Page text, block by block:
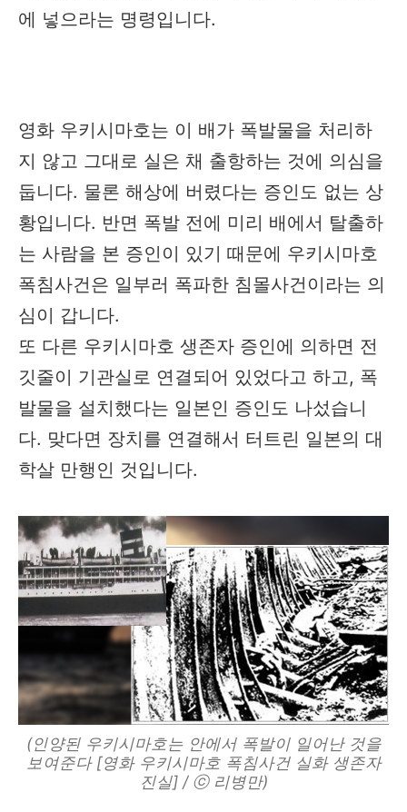
에 넣으라는 명령입니다.
영화 우키시마호는 이 배가 폭발물을 처리하
지 않고 그대로 실은 채 출항하는 것에 의심을
둡니다. 물론 해상에 버렸다는 증인도 없는 상
황입니다. 반면 폭발 전에 미리 배에서 탈출하
는 사람을 본 증인이 있기 때문에 우키시마호
폭침사건은 일부러 폭파한 침몰사건이라는 의
심이 갑니다.
또 다른 우키시마호 생존자 증인에 의하면 전
깃줄이 기관실로 연결되어 있었다고 하고, 폭
발물을 설치했다는 일본인 증인도 나섰습니
다. 맞다면 장치를 연결해서 터트린 일본의 대
학살 만행인 것입니다.
(인양된 우키시마호는 안에서 폭발이 일어난 것을
보여준다 [영화 우키시마호 폭침사건 실화 생존자
진실] / ⓒ 리병만)